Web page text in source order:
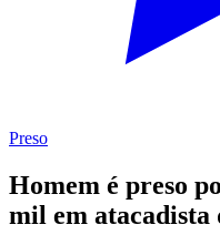
Preso
Homem é preso
mil em atacadista